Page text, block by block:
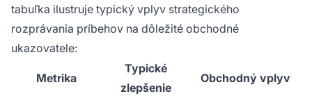
tabuľka ilustruje typický vplyv strategického
rozprávania príbehov na dôležité obchodné
ukazovatele:
Metrika
Typické
zlepšenie
Obchodný vplyv